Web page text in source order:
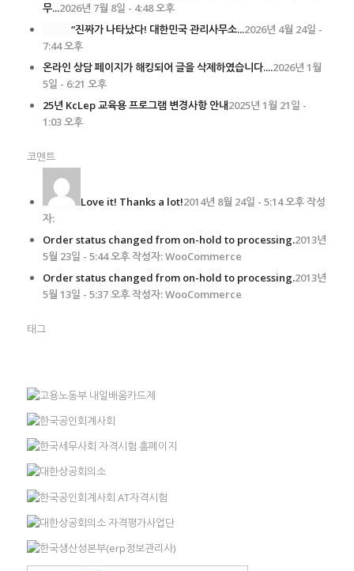
무...2026년 7월 8일 - 4:48 오후
“진짜가 나타났다! 대한민국 관리사무소...2026년 4월 24일 -
7:44 오후
온라인 상담 페이지가 해킹되어 글을 삭제하였습니다....2026년 1월
5일 - 6:21 오후
25년 KcLep 교육용 프로그램 변경사항 안내2025년 1월 21일 -
1:03 오후
코멘트
Love it! Thanks a lot!2014년 8월 24일 - 5:14 오후 작성
자:
Order status changed from on-hold to processing.2013년
5월 23일 - 5:44 오후 작성자: WooCommerce
Order status changed from on-hold to processing.2013년
5월 13일 - 5:37 오후 작성자: WooCommerce
태그